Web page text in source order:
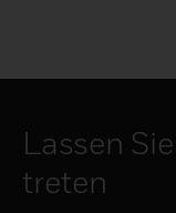
Lassen
treten